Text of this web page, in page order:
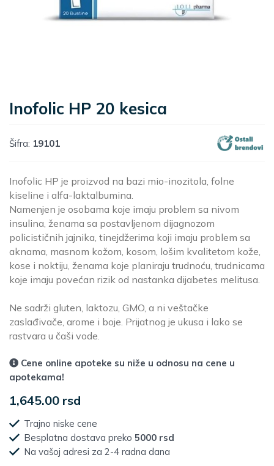
Inofolic HP 20 kesica
Šifra: 19101
Inofolic HP je proizvod na bazi mio-inozitola, folne
kiseline i alfa-laktalbumina.
Namenjen je osobama koje imaju problem sa nivom
insulina, ženama sa postavljenom dijagnozom
policističnih jajnika, tinejdžerima koji imaju problem sa
aknama, masnom kožom, kosom, lošim kvalitetom kože,
kose i noktiju, ženama koje planiraju trudnoću, trudnicama
koje imaju povećan rizik od nastanka dijabetes melitusa.
Ne sadrži gluten, laktozu, GMO, a ni veštačke
zaslađivače, arome i boje. Prijatnog je ukusa i lako se
rastvara u čaši vode.
Cene online apoteke su niže u odnosu na cene u
apotekama!
1,645.00 rsd
Trajno niske cene
Besplatna dostava preko 5000 rsd
Na vašoj adresi za 2-4 radna dana